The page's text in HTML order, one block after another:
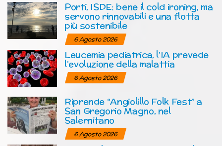
Porti, ISDE: bene il cold ironing, ma
servono rinnovabili e una flotta
più sostenibile
6 Agosto 2026
Leucemia pediatrica, l’IA prevede
l’evoluzione della malattia
6 Agosto 2026
Riprende “Angiolillo Folk Fest” a
San Gregorio Magno, nel
Salernitano
6 Agosto 2026